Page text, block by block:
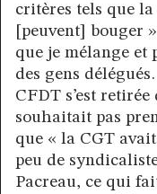
critères tels que
[peuvent] bouger
que je mélange et
des gens
CFDT s’est
souhaitait pas
que « la CGT
peu de
Pacreau, ce qui